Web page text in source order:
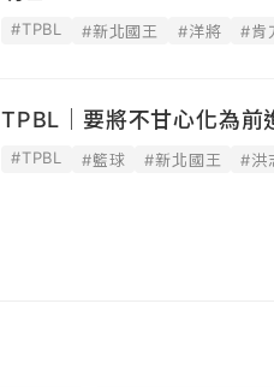
#TPBL #新北國王 #洋將 #肯
TPBL｜要將不甘心化為
#TPBL #籃球 #新北國王 #洪